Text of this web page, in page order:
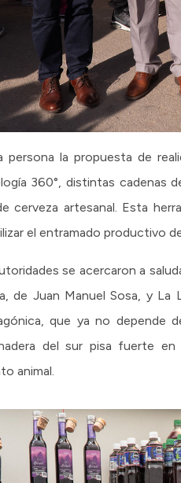
persona la propuesta de
360°, distintas cadenas
cerveza artesanal. Esta
el entramado productivo
se acercaron a
de Juan Manuel Sosa, y
que ya no depende
del sur pisa fuerte
animal.